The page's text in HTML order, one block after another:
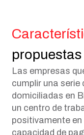
propuestas
Las empresas
cumplir una
domiciliadas en
un centro de
positivamente en
capacidad de